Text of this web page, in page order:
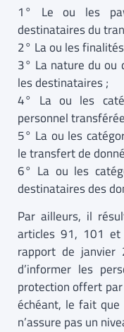
1° Le ou les
destinataires du
2° La ou les
3° La nature du ou
les destinataires ;
4° La ou les
personnel
5° La ou les
le transfert de
6° La ou les
destinataires des
Par ailleurs, il
articles 91, 101 et
rapport de janvier
d’informer les
protection offert
échéant, le fait
n’assure pas un